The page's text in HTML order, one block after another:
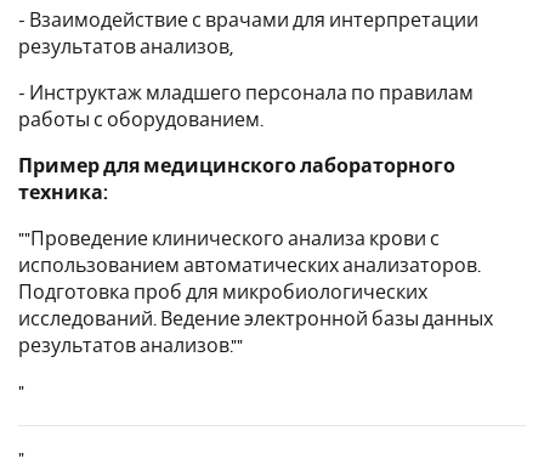
- Взаимодействие с врачами для интерпретации
результатов анализов,
- Инструктаж младшего персонала по правилам
работы с оборудованием.
Пример для медицинского лабораторного
техника:
""Проведение клинического анализа крови с
использованием автоматических анализаторов.
Подготовка проб для микробиологических
исследований. Ведение электронной базы данных
результатов анализов.""
"
"